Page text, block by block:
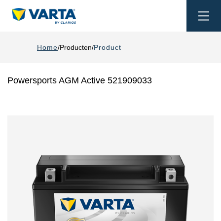
Home Producten Product
Powersports AGM Active 521909033